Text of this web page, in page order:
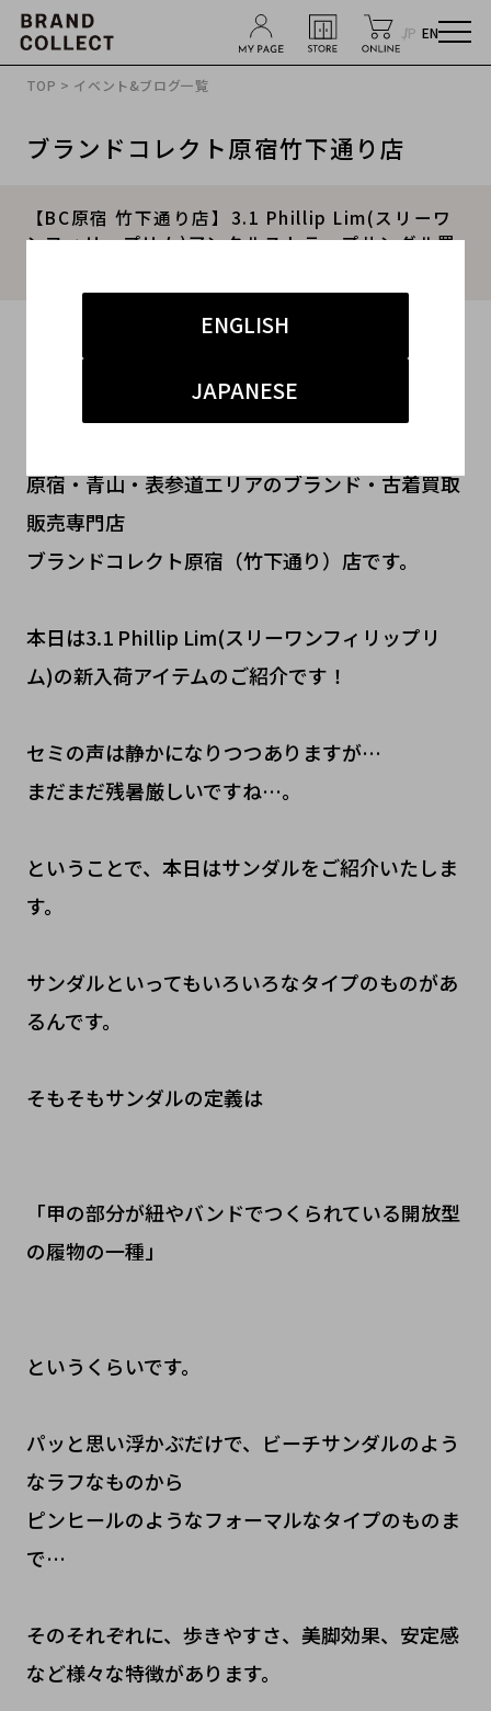
JP EN
ENGLISH
JAPANESE
TOP > イベント&ブログ一覧
ブランドコレクト原宿竹下通り店
【BC原宿 竹下通り店】3.1 Phillip Lim(スリーワ
ンフィリップリム)アンクルストラップサンダル買
#古着買取
原宿・青山・表参道エリアのブランド・古着買取
販売専門店
ブランドコレクト原宿（竹下通り）店です。
本日は3.1 Phillip Lim(スリーワンフィリップリ
ム)の新入荷アイテムのご紹介です！
セミの声は静かになりつつありますが…
まだまだ残暑厳しいですね…。
ということで、本日はサンダルをご紹介いたしま
す。
サンダルといってもいろいろなタイプのものがあ
るんです。
そもそもサンダルの定義は
「甲の部分が紐やバンドでつくられている開放型
の履物の一種」
というくらいです。
パッと思い浮かぶだけで、ビーチサンダルのよう
なラフなものから
ピンヒールのようなフォーマルなタイプのものま
で…
そのそれぞれに、歩きやすさ、美脚効果、安定感
など様々な特徴があります。